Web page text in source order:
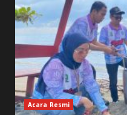
Acara Resmi